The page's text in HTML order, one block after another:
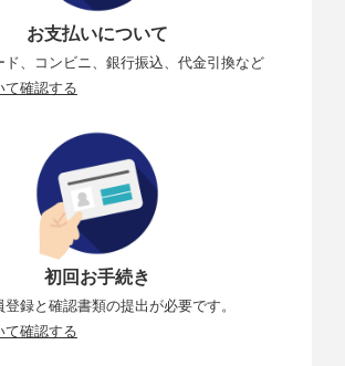
お支払いについて
ド、コンビニ、銀行振込、代金引換など
て確認する
初回お手続き
録と確認書類の提出が必要です。
て確認する